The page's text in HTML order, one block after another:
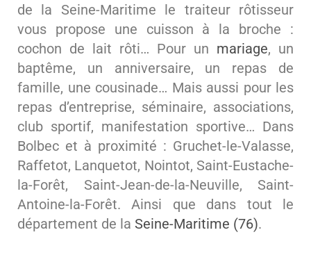
de la Seine-Maritime le traiteur rôtisseur
vous propose une cuisson à la broche :
cochon de lait rôti… Pour un mariage, un
baptême, un anniversaire, un repas de
famille, une cousinade… Mais aussi pour les
repas d’entreprise, séminaire, associations,
club sportif, manifestation sportive… Dans
Bolbec et à proximité : Gruchet-le-Valasse,
Raffetot, Lanquetot, Nointot, Saint-Eustache-
la-Forêt, Saint-Jean-de-la-Neuville, Saint-
Antoine-la-Forêt. Ainsi que dans tout le
département de la Seine-Maritime (76).